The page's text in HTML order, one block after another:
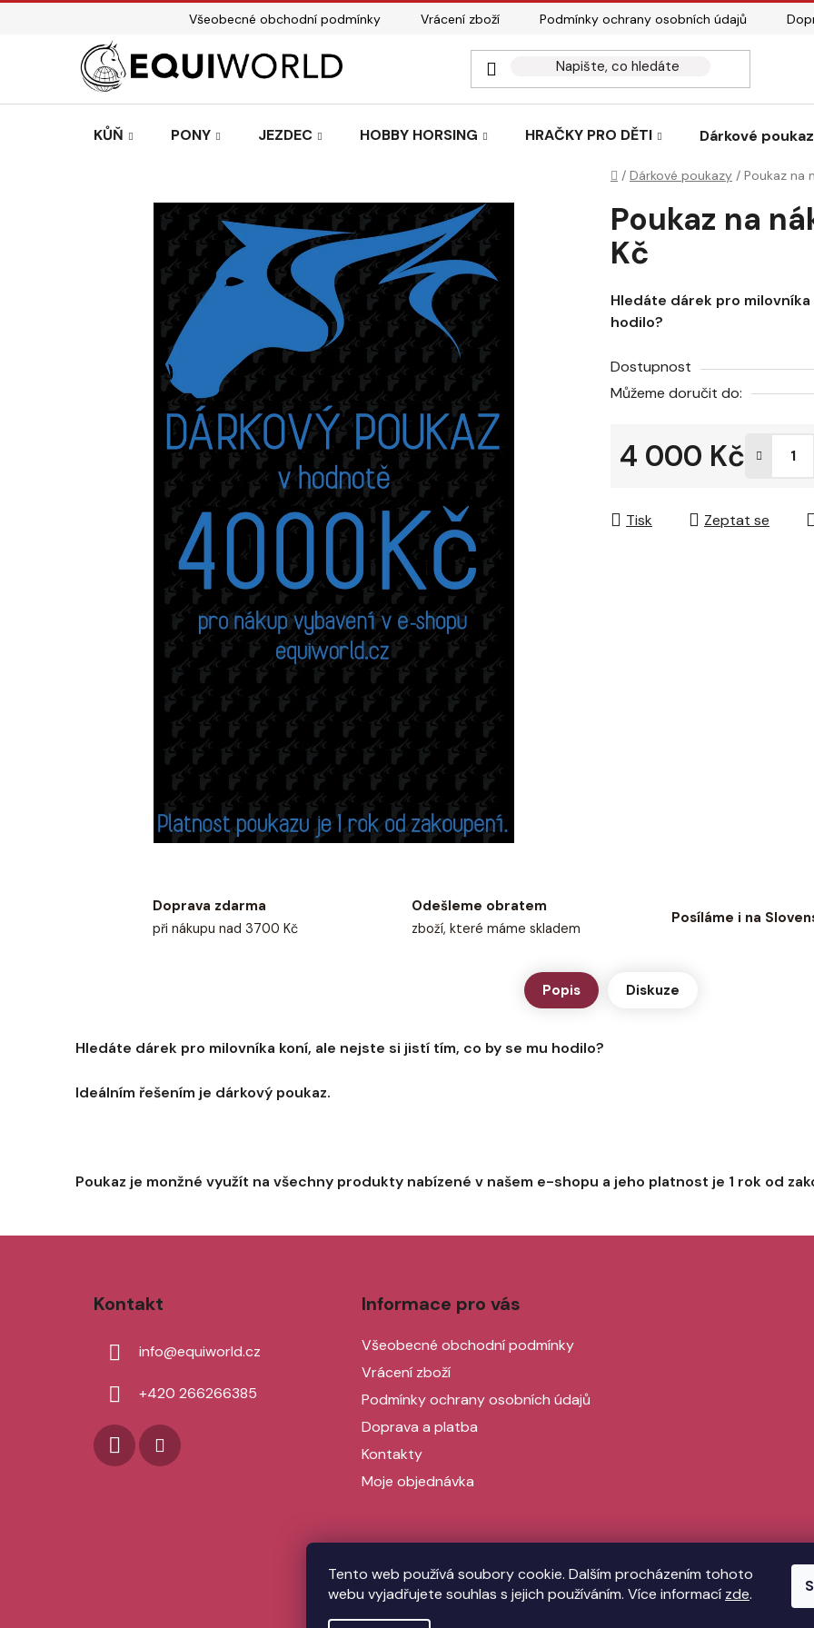
Tento web používá soubory cookie. Dalším procházením tohoto
webu vyjadřujete souhlas s jejich používáním. Více informací zde.
Přejít
Všeobecné obchodní podmínky Vrácení zboží Podmínky ochrany osobních údajů
KŮŇ PONY JEZDEC HOBBY HORSING HRAČKY PRO DĚTI Dárkové
Domů
/ Dárkové poukazy / Poukaz na
Poukaz na
Kč
Hledáte dárek pro
hodilo?
Dostupnost
Můžeme doručit do:
4 000 Kč
Tisk Zeptat se
Doprava zdarma
při nákupu nad 3700 Kč
Odešleme obratem
zboží, které máme skladem
Posíláme i na
Popis Diskuze
Hledáte dárek pro milovníka koní, ale nejste si jistí tím, co by se mu hodilo?
Ideálním řešením je dárkový poukaz.
Poukaz je monžné využít na všechny produkty nabízené v našem e-shopu a jeho platnost je 1 rok od
Kontakt
info@equiworld.cz
+420 266266385
Informace pro vás
Všeobecné obchodní podmínky
Vrácení zboží
Podmínky ochrany osobních údajů
Doprava a platba
Kontakty
Moje objednávka